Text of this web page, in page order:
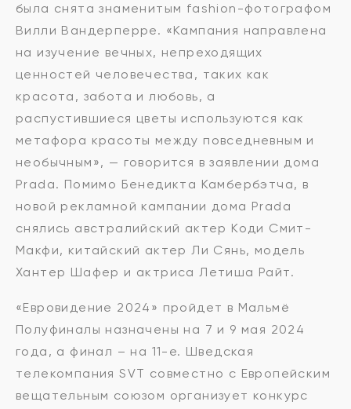
была снята знаменитым fashion-фотографом
Вилли Вандерперре. «Кампания направлена
на изучение вечных, непреходящих
ценностей человечества, таких как
красота, забота и любовь, а
распустившиеся цветы используются как
метафора красоты между повседневным и
необычным», — говорится в заявлении дома
Prada. Помимо Бенедикта Камбербэтча, в
новой рекламной кампании дома Prada
снялись австралийский актер Коди Смит-
Макфи, китайский актер Ли Сянь, модель
Хантер Шафер и актриса Летиша Райт.
«Евровидение 2024» пройдет в Мальмё
Полуфиналы назначены на 7 и 9 мая 2024
года, а финал – на 11-е. Шведская
телекомпания SVT совместно с Европейским
вещательным союзом организует конкурс